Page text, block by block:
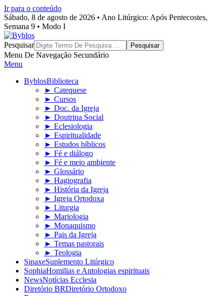
Ir para o conteúdo
Sábado, 8 de agosto de 2026 • Ano Litúrgico: Após Pentecostes,
Semana 9 • Modo I
Byblos
Pesquisar
Menu De Navegação Secundário
Menu
ByblosBiblioteca
► Catequese
► Cursos
► Doc. da Igreja
► Doutrina Social
► Eclesiologia
► Espiritualidade
► Estudos bíblicos
► Fé e diálogo
► Fé e meio ambiente
► Glossário
► Hagiografia
► História da Igreja
► Igreja Ortodoxa
► Liturgia
► Mariologia
► Monaquismo
► Pais da Igreja
► Temas pastorais
► Teologia
SinaxeSuplemento Litúrgico
SophiaHomilias e Antologias espirituais
NewsNotícias Ecclesia
Diretório BRDiretório Ortodoxo